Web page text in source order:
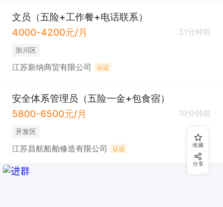
文员（五险+工作餐+电话联系）
4000-4200元/月
31分钟前
崇川区
江苏新纳商贸有限公司 认证
安全体系管理员（五险一金+包食宿）
5800-6500元/月
10分钟前
开发区
江苏昌航船舶修造有限公司 认证 收藏
分享